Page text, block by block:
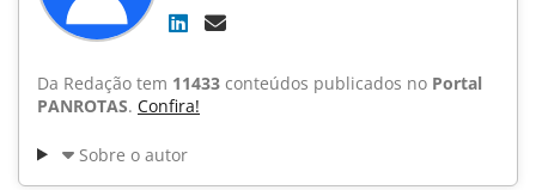
Da Redação tem 11433 conteúdos publicados no Portal
PANROTAS. Confira!
Sobre o autor